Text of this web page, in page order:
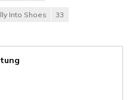
Into Shoes 33